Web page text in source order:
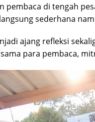
pembaca di tengah
sederhana
ajang refleksi
para pembaca,